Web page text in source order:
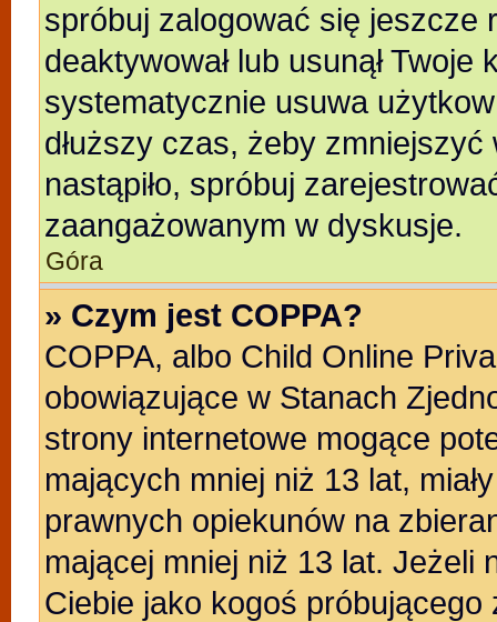
spróbuj zalogować się jeszcze
deaktywował lub usunął
systematycznie usuwa
dłuższy czas, żeby
nastąpiło, spróbuj
zaangażowanym w dyskusje.
Góra
» Czym jest COPPA?
COPPA, albo Child Online
obowiązujące w Stanach
strony internetowe mogące
mających mniej niż 13 lat,
prawnych opiekunów na
mającej mniej niż 13 lat. Jeżeli
Ciebie jako kogoś